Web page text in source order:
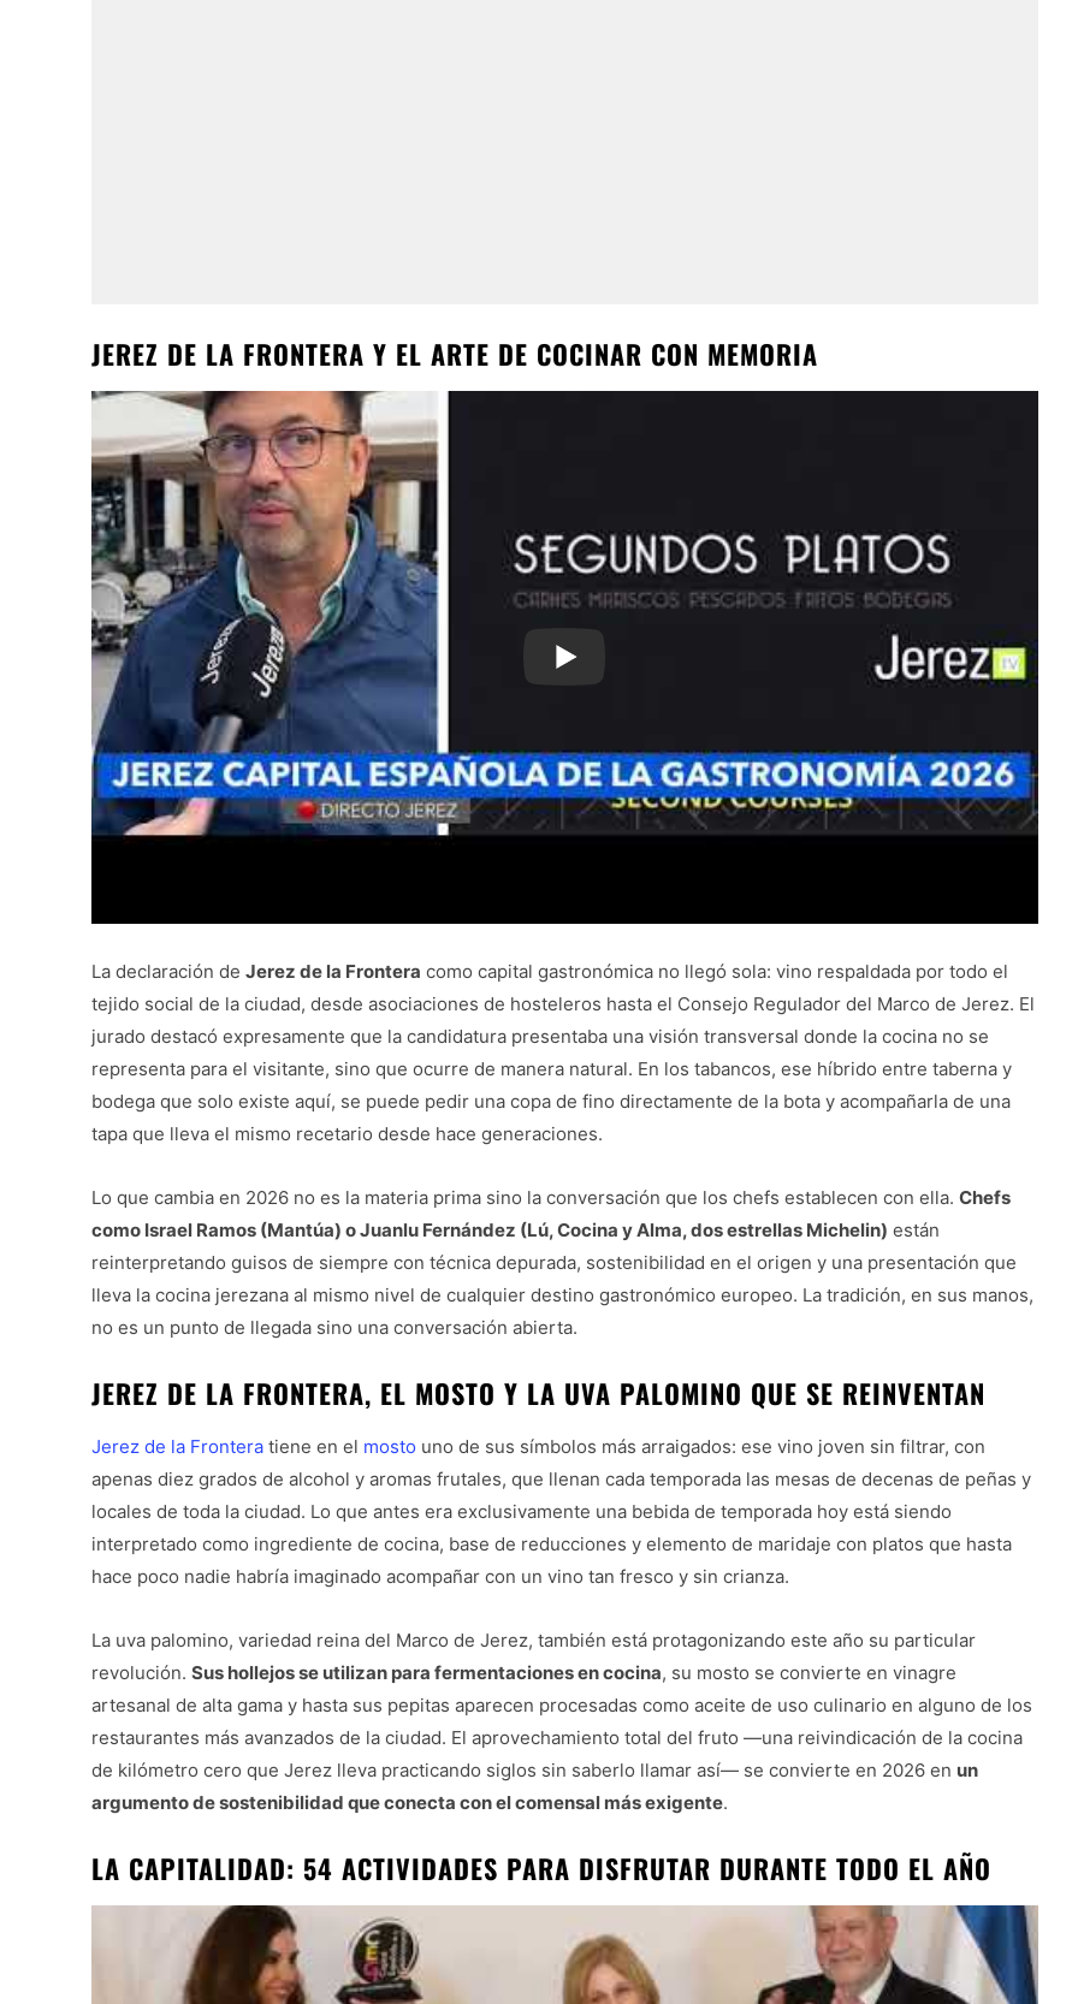
JEREZ DE LA FRONTERA Y EL ARTE DE COCINAR CON MEMORIA
La declaración de Jerez de la Frontera como capital gastronómica no llegó sola: vino respaldada por todo el
tejido social de la ciudad, desde asociaciones de hosteleros hasta el Consejo Regulador del Marco de Jerez. El
jurado destacó expresamente que la candidatura presentaba una visión transversal donde la cocina no se
representa para el visitante, sino que ocurre de manera natural. En los tabancos, ese híbrido entre taberna y
bodega que solo existe aquí, se puede pedir una copa de fino directamente de la bota y acompañarla de una
tapa que lleva el mismo recetario desde hace generaciones.
Lo que cambia en 2026 no es la materia prima sino la conversación que los chefs establecen con ella. Chefs
como Israel Ramos (Mantúa) o Juanlu Fernández (Lú, Cocina y Alma, dos estrellas Michelin) están
reinterpretando guisos de siempre con técnica depurada, sostenibilidad en el origen y una presentación que
lleva la cocina jerezana al mismo nivel de cualquier destino gastronómico europeo. La tradición, en sus manos,
no es un punto de llegada sino una conversación abierta.
JEREZ DE LA FRONTERA, EL MOSTO Y LA UVA PALOMINO QUE SE REINVENTAN
Jerez de la Frontera tiene en el mosto uno de sus símbolos más arraigados: ese vino joven sin filtrar, con
apenas diez grados de alcohol y aromas frutales, que llenan cada temporada las mesas de decenas de peñas y
locales de toda la ciudad. Lo que antes era exclusivamente una bebida de temporada hoy está siendo
interpretado como ingrediente de cocina, base de reducciones y elemento de maridaje con platos que hasta
hace poco nadie habría imaginado acompañar con un vino tan fresco y sin crianza.
La uva palomino, variedad reina del Marco de Jerez, también está protagonizando este año su particular
revolución. Sus hollejos se utilizan para fermentaciones en cocina, su mosto se convierte en vinagre
artesanal de alta gama y hasta sus pepitas aparecen procesadas como aceite de uso culinario en alguno de los
restaurantes más avanzados de la ciudad. El aprovechamiento total del fruto —una reivindicación de la cocina
de kilómetro cero que Jerez lleva practicando siglos sin saberlo llamar así— se convierte en 2026 en un
argumento de sostenibilidad que conecta con el comensal más exigente.
LA CAPITALIDAD: 54 ACTIVIDADES PARA DISFRUTAR DURANTE TODO EL AÑO